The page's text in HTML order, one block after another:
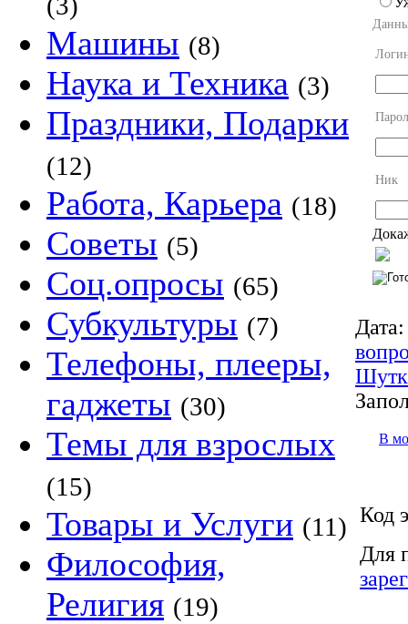
Машины (8)
Наука и Техника (3)
Праздники, Подарки
(12)
Работа, Карьера (18)
Советы (5)
Соц.опросы (65)
Субкультуры (7)
Телефоны, плееры,
гаджеты (30)
Темы для взрослых
(15)
Товары и Услуги (11)
Философия,
Религия (19)
Ник
Дата:
В
Код
Для